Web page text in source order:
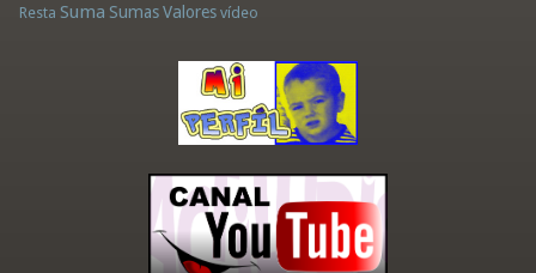
Resta Suma Sumas Valores vídeo